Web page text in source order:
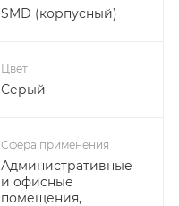
SMD (корпусный)
Цвет
Серый
Сфера применения
Административные
и офисные
помещения,